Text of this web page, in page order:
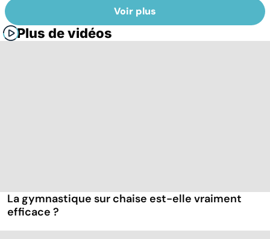
Voir plus
Plus de vidéos
La gymnastique sur chaise est-elle vraiment
efficace ?